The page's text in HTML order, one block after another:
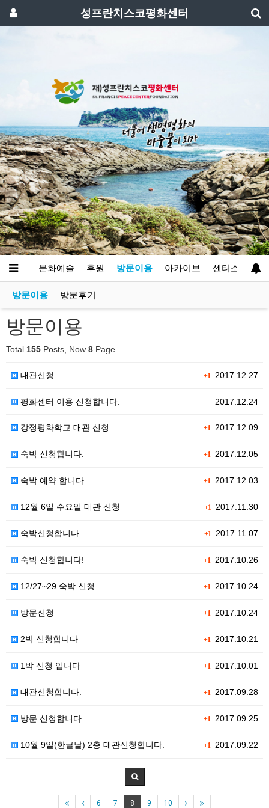
성프란치스코평화센터
성 문화예술 후원 방문이용 아카이브 센터소개
방문이용 방문후기
방문이용
Total 155 Posts, Now 8 Page
+1 2017.12.27
대관신청
2017.12.24
평화센터 이용 신청합니다.
+1 2017.12.09
강정평화학교 대관 신청
+1 2017.12.05
숙박 신청합니다.
+1 2017.12.03
숙박 예약 합니다
+1 2017.11.30
12월 6일 수요일 대관 신청
+1 2017.11.07
숙박신청합니다.
+1 2017.10.26
숙박 신청합니다!
+1 2017.10.24
12/27~29 숙박 신청
+1 2017.10.24
방문신청
+1 2017.10.21
2박 신청합니다
+1 2017.10.01
1박 신청 입니다
+1 2017.09.28
대관신청합니다.
+1 2017.09.25
방문 신청합니다
+1 2017.09.22
10월 9일(한글날) 2층 대관신청합니다.
6 7 8 9 10